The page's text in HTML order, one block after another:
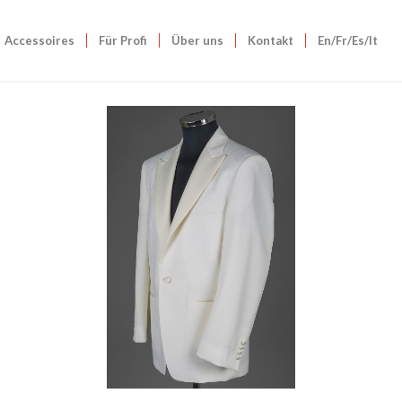
Accessoires Für Profi Über uns Kontakt En/Fr/Es/It